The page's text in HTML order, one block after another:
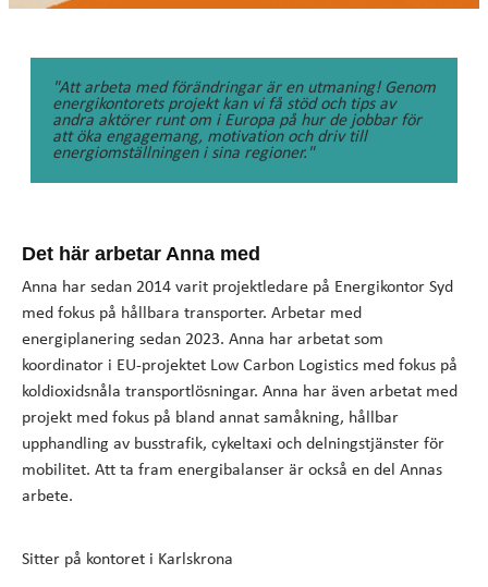
"Att arbeta med förändringar är en utmaning! Genom
energikontorets projekt kan vi få stöd och tips av
andra aktörer runt om i Europa på hur de jobbar för
att öka engagemang, motivation och driv till
energiomställningen i sina regioner."
Det här arbetar Anna med
Anna har sedan 2014 varit projektledare på Energikontor Syd
med fokus på hållbara transporter. Arbetar med
energiplanering sedan 2023. Anna har arbetat som
koordinator i EU-projektet Low Carbon Logistics med fokus på
koldioxidsnåla transportlösningar. Anna har även arbetat med
projekt med fokus på bland annat samåkning, hållbar
upphandling av busstrafik, cykeltaxi och delningstjänster för
mobilitet. Att ta fram energibalanser är också en del Annas
arbete.
Sitter på kontoret i Karlskrona